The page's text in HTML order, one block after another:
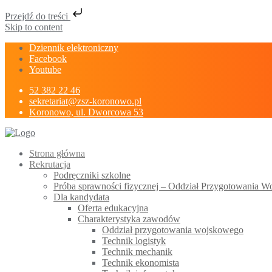
Przejdź do treści
Skip to content
Dziennik elektroniczny
Facebook
Youtube
52 382 22 46
sekretariat@zsz-koronowo.pl
Koronowo, ul. Dworcowa 53
Strona główna
Rekrutacja
Podręczniki szkolne
Próba sprawności fizycznej – Oddział Przygotowania
Dla kandydata
Oferta edukacyjna
Charakterystyka zawodów
Oddział przygotowania wojskowego
Technik logistyk
Technik mechanik
Technik ekonomista